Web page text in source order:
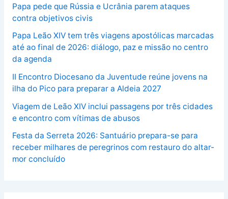
Papa pede que Rússia e Ucrânia parem ataques
contra objetivos civis
Papa Leão XIV tem três viagens apostólicas marcadas
até ao final de 2026: diálogo, paz e missão no centro
da agenda
II Encontro Diocesano da Juventude reúne jovens na
ilha do Pico para preparar a Aldeia 2027
Viagem de Leão XIV inclui passagens por três cidades
e encontro com vítimas de abusos
Festa da Serreta 2026: Santuário prepara-se para
receber milhares de peregrinos com restauro do altar-
mor concluído